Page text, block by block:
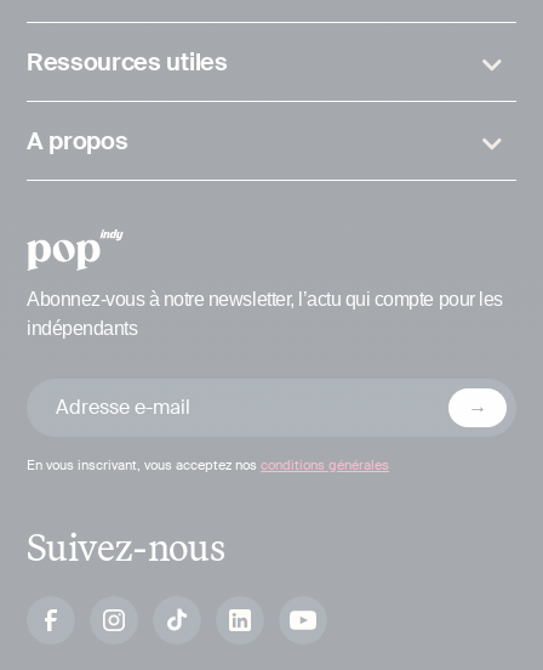
Ressources utiles
A propos
Abonnez-vous à notre newsletter, l’actu qui compte pour les
indépendants
En vous inscrivant, vous acceptez nos conditions générales
Suivez-nous